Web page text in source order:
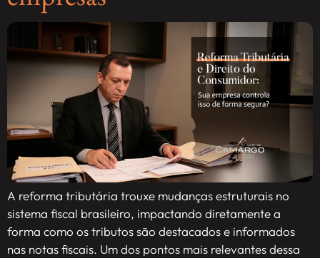
A reforma tributária trouxe mudanças estruturais no
sistema fiscal brasileiro, impactando diretamente a
forma como os tributos são destacados e informados
nas notas fiscais. Um dos pontos mais relevantes dessa